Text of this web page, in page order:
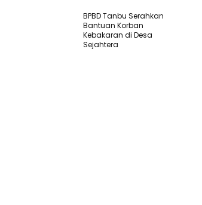
BPBD Tanbu Serahkan
Bantuan Korban
Kebakaran di Desa
Sejahtera